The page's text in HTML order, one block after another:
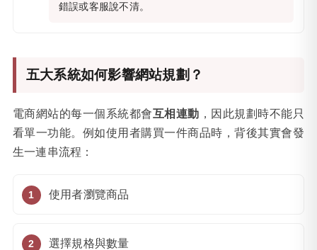
錯誤或客服說不清。
五大系統如何影響網站規劃？
電商網站的每一個系統都會互相連動 ，因此規劃時不能只
看單一功能。例如使用者購買一件商品時，背後其實會發
生一連串流程：
使用者瀏覽商品
選擇規格與數量